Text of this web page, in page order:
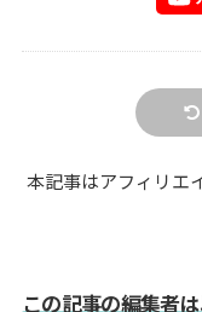
本記事はアフィリエ
この記事の編集者